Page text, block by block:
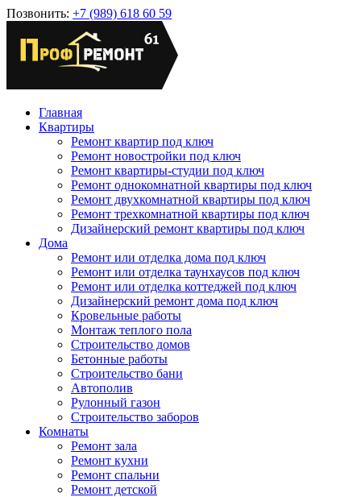
Позвонить: +7 (989) 618 60 59
Главная
Квартиры
Ремонт квартир под ключ
Ремонт новостройки под ключ
Ремонт квартиры-студии под ключ
Ремонт однокомнатной квартиры под ключ
Ремонт двухкомнатной квартиры под ключ
Ремонт трехкомнатной квартиры под ключ
Дизайнерский ремонт квартиры под ключ
Дома
Ремонт или отделка дома под ключ
Ремонт или отделка таунхаусов под ключ
Ремонт или отделка коттеджей под ключ
Дизайнерский ремонт дома под ключ
Кровельные работы
Монтаж теплого пола
Строительство домов
Бетонные работы
Строительство бани
Автополив
Рулонный газон
Строительство заборов
Комнаты
Ремонт зала
Ремонт кухни
Ремонт спальни
Ремонт детской